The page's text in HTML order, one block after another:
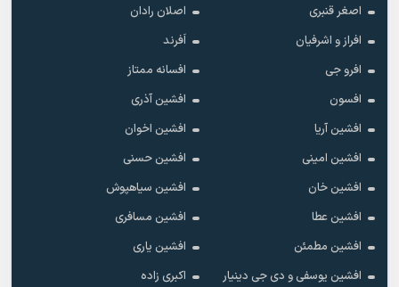
اصغر قنبری
اصلان رادان
افراز و اشرفیان
اَفرند
افرو جی
افسانه ممتاز
افسون
افشین آذری
افشین آریا
افشین اخوان
افشین امینی
افشین حسنی
افشین خان
افشین سیاهپوش
افشین عطا
افشین مسافری
افشین مطمئن
افشین یاری
افشین یوسفی و دی جی دینیار
اکبری زاده